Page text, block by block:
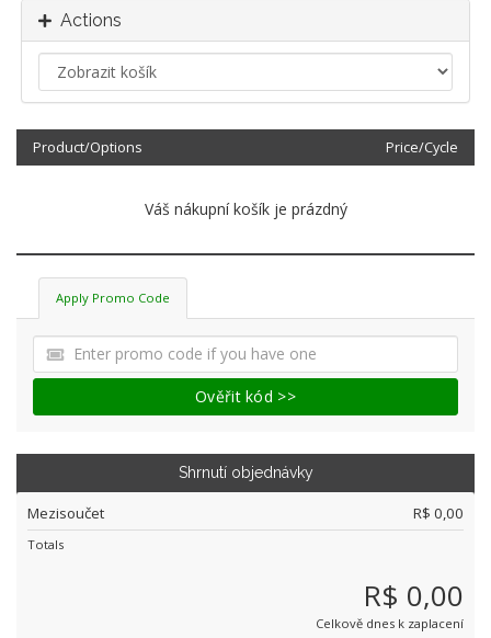
Actions
Product/Options Price/Cycle
Váš nákupní košík je prázdný
Apply Promo Code
Ověřit kód >>
Shrnutí objednávky
Mezisoučet R$ 0,00
Totals
R$ 0,00
Celkově dnes k zaplacení